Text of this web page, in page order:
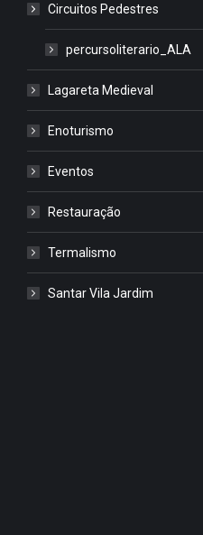
Circuitos Pedestres
percursoliterario_ALA
Lagareta Medieval
Enoturismo
Eventos
Restauração
Termalismo
Santar Vila Jardim